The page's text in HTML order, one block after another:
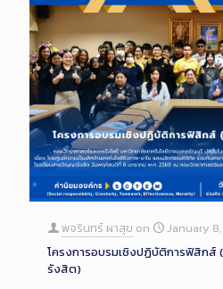
พจรินทร์ ผาสุข on
January
โครงการอบรมเชิงปฏิบัติการฟิสิกส์
รังสิต)